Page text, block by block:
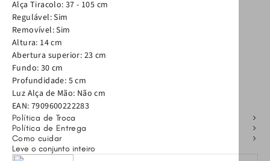
fechamento em zíper, garantindo segurança para seus
pertences, além de
permitindo diferentes formas de uso ao longo do dia.
Com espaço interno funcional e
adiciona charme ao visual
essenciais com organização. Versátil e estilosa, ela
complementa perfeitamente
produções do dia a dia
Por que apostar na Bolsa Icon
Alça Tiracolo: 37 - 105 cm
Regulável: Sim
Removível: Sim
Altura: 14 cm
Abertura superior: 23 cm
Fundo: 30 cm
Profundidade: 5 cm
Luz Alça de Mão: Não cm
EAN: 7909600222283
Política de Troca
Política de Entrega
Como cuidar
Leve o conjunto inteiro